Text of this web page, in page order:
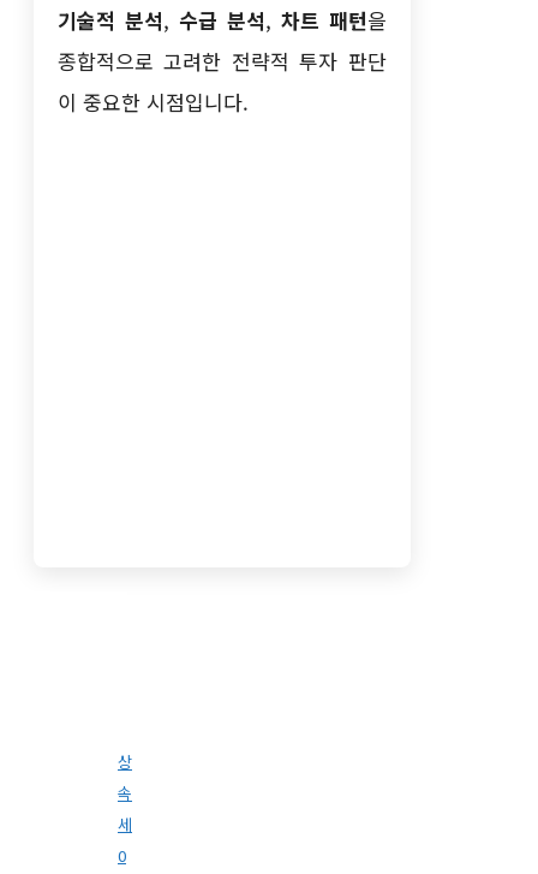
기술적 분석, 수급 분석, 차트 패턴을
종합적으로 고려한 전략적 투자 판단
이 중요한 시점입니다.
상
속
세
0